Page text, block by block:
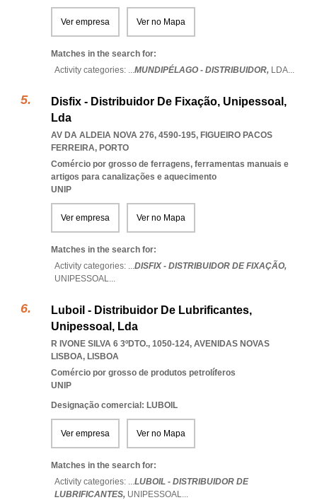
Ver empresa Ver no Mapa
Matches in the search for:
Activity categories: ...MUNDIPÉLAGO - DISTRIBUIDOR, LDA...
Disfix - Distribuidor De Fixação, Unipessoal,
Lda
AV DA ALDEIA NOVA 276, 4590-195, FIGUEIRO PACOS
FERREIRA, PORTO
Comércio por grosso de ferragens, ferramentas manuais e
artigos para canalizações e aquecimento
UNIP
Ver empresa Ver no Mapa
Matches in the search for:
Activity categories: ...DISFIX - DISTRIBUIDOR DE FIXAÇÃO,
UNIPESSOAL...
Luboil - Distribuidor De Lubrificantes,
Unipessoal, Lda
R IVONE SILVA 6 3ºDTO., 1050-124, AVENIDAS NOVAS
LISBOA, LISBOA
Comércio por grosso de produtos petrolíferos
UNIP
Designação comercial: LUBOIL
Ver empresa Ver no Mapa
Matches in the search for:
Activity categories: ...LUBOIL - DISTRIBUIDOR DE
LUBRIFICANTES, UNIPESSOAL...